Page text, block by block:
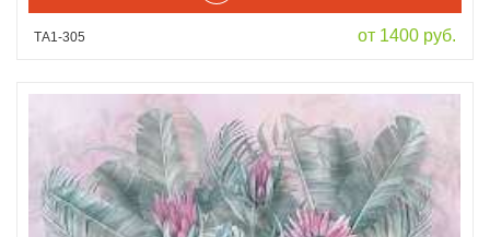
ТА1-305 от 1400 руб.